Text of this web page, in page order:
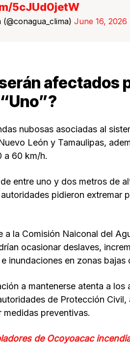
5cJUd0jetW
June 16, 2026
afectados
nubosas asociadas al
León y Tamaulipas,
a 60 km/h.
entre uno y dos metros de
pidieron extremar
a la Comisión Naiconal del
ocasionar deslaves,
inundaciones en zonas
a mantenerse atenta a
de Protección
preventivas.
de Ocoyoacac